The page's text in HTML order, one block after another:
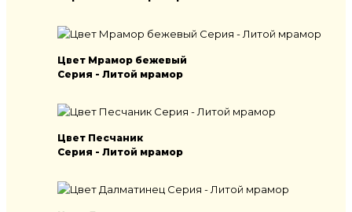
Цвет Мрамор бежевый
Серия - Литой мрамор
Цвет Песчаник
Серия - Литой мрамор